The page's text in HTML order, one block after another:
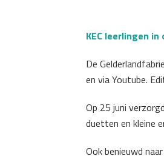
KEC leerlingen
De
en via Youtube.
Op 25 juni
duetten en kleine
Ook benieuwd